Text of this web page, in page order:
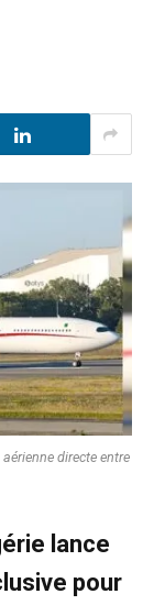
directe entre
lance
pour